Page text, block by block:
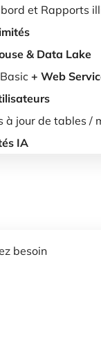
et Rapports
& Data Lake
+ Web
à jour de tables /
IA
besoin